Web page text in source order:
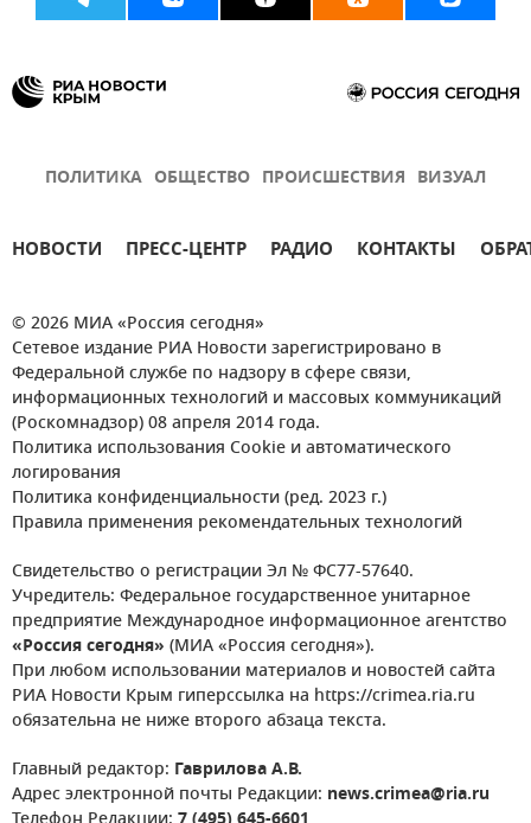
ПОЛИТИКА ОБЩЕСТВО ПРОИСШЕСТВИЯ ВИЗУАЛ
НОВОСТИ ПРЕСС-ЦЕНТР РАДИО КОНТАКТЫ
© 2026 МИА «Россия сегодня»
Сетевое издание РИА Новости зарегистрировано в
Федеральной службе по надзору в сфере связи,
информационных технологий и массовых коммуникаций
(Роскомнадзор) 08 апреля 2014 года.
Политика использования Cookie и автоматического
логирования
Политика конфиденциальности (ред. 2023 г.)
Правила применения рекомендательных технологий
Свидетельство о регистрации Эл № ФС77-57640.
Учредитель: Федеральное государственное унитарное
предприятие Международное информационное агентство
«Россия сегодня» (МИА «Россия сегодня»).
При любом использовании материалов и новостей сайта
РИА Новости Крым гиперссылка на https://crimea.ria.ru
обязательна не ниже второго абзаца текста.
Главный редактор: Гаврилова А.В.
Адрес электронной почты Редакции: news.crimea@ria.ru